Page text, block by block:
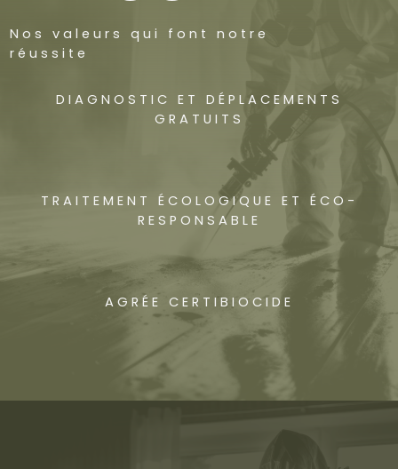
Nos valeurs qui font notre
réussite
DIAGNOSTIC ET DÉPLACEMENTS
GRATUITS
TRAITEMENT ÉCOLOGIQUE ET ÉCO-
RESPONSABLE
AGRÉE CERTIBIOCIDE